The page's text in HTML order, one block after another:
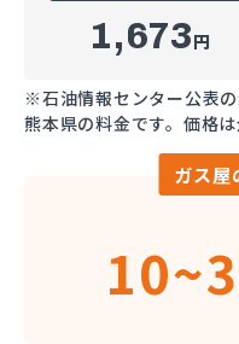
1,673円
※石油情報センター公表
熊本県の料金です。価格は
ガス屋